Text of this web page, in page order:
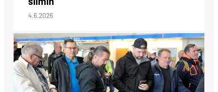
4.6.2026